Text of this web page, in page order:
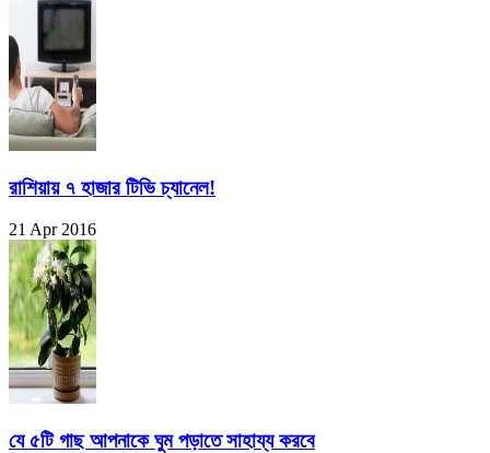
রাশিয়ায় ৭ হাজার টিভি চ্যানেল!
21 Apr 2016
যে ৫টি গাছ আপনাকে ঘুম পড়াতে সাহায্য করবে